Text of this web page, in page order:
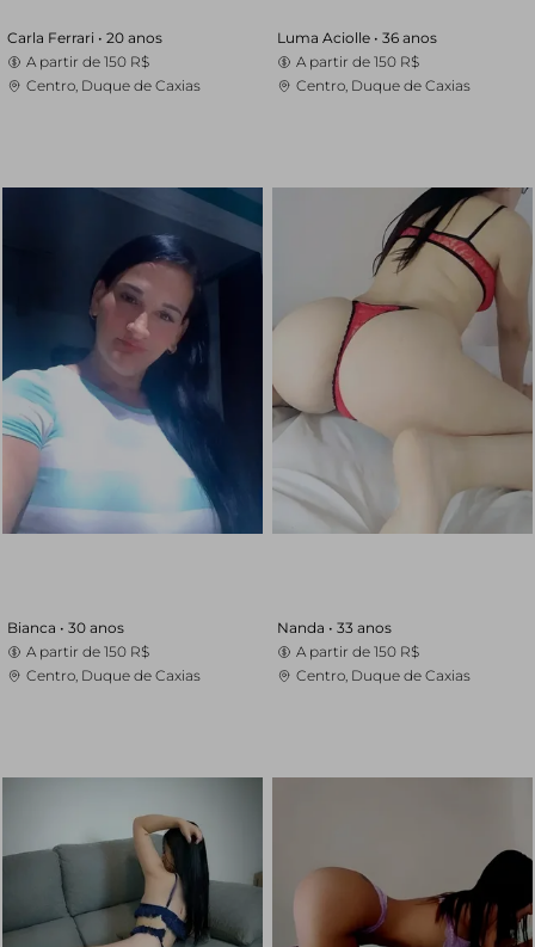
Carla Ferrari • 20 anos
A partir de 150 R$
Centro, Duque de Caxias
Luma Aciolle • 36 anos
A partir de 150 R$
Centro, Duque de Caxias
Bianca • 30 anos
A partir de 150 R$
Centro, Duque de Caxias
Nanda • 33 anos
A partir de 150 R$
Centro, Duque de Caxias